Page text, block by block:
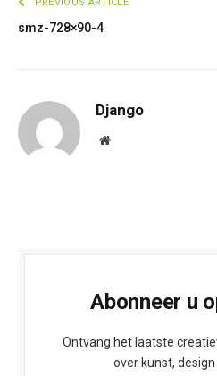
smz-728×90-4
Django
Website
Abonneer u
Ontvang het laatste
over kunst, design